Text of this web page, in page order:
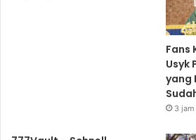
Fans
Usyk
yang
3